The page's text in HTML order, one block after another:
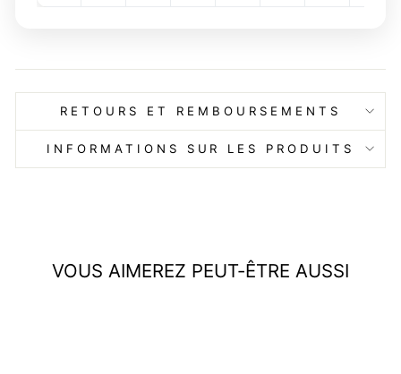
RETOURS ET REMBOURSEMENTS
INFORMATIONS SUR LES PRODUITS
VOUS AIMEREZ PEUT-ÊTRE AUSSI